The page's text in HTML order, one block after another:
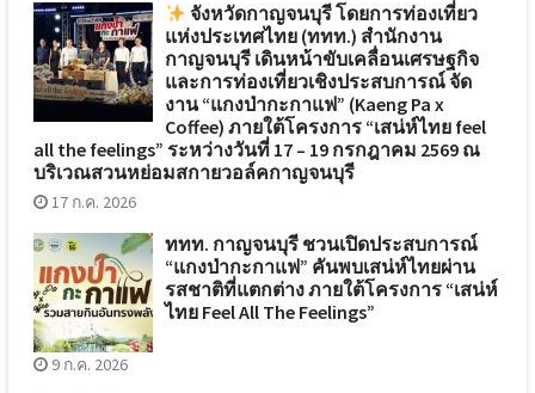
จังหวัดกาญจนบุรี โดยการท่องเที่ยว
แห่งประเทศไทย (ททท.) สำนักงาน
กาญจนบุรี เดินหน้าขับเคลื่อนเศรษฐกิจ
และการท่องเที่ยวเชิงประสบการณ์ จัด
งาน “แกงป่ากะกาแฟ” (Kaeng Pa x
Coffee) ภายใต้โครงการ “เสน่ห์ไทย feel
all the feelings” ระหว่างวันที่ 17 – 19 กรกฎาคม 2569 ณ
บริเวณสวนหย่อมสกายวอล์คกาญจนบุรี
17 ก.ค. 2026
ททท. กาญจนบุรี ชวนเปิดประสบการณ์
“แกงป่ากะกาแฟ” คันพบเสน่ห์ไทยผ่าน
รสชาติที่แตกต่าง ภายใต้โครงการ “เสน่ห์
ไทย Feel All The Feelings”
9 ก.ค. 2026